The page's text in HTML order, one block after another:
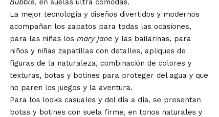
La mejor tecnología y diseños divertidos y modernos
acompañan los zapatos para todas las ocasiones,
para las niñas los mary jane y las bailarinas, para
niños y niñas zapatillas con detalles, apliques de
figuras de la naturaleza, combinación de colores y
texturas, botas y botines para proteger del agua y que
no paren los juegos y la aventura.
Para los looks casuales y del día a día, se presentan
botas y botines con suela firme, en tonos naturales y